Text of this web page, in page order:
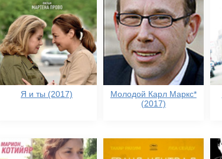
Я и ты (2017)
Молодой Карл Маркс*
(2017)